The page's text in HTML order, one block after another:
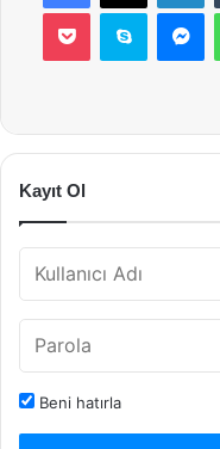
Pocket Skype
Kayıt Ol
Beni hatırla